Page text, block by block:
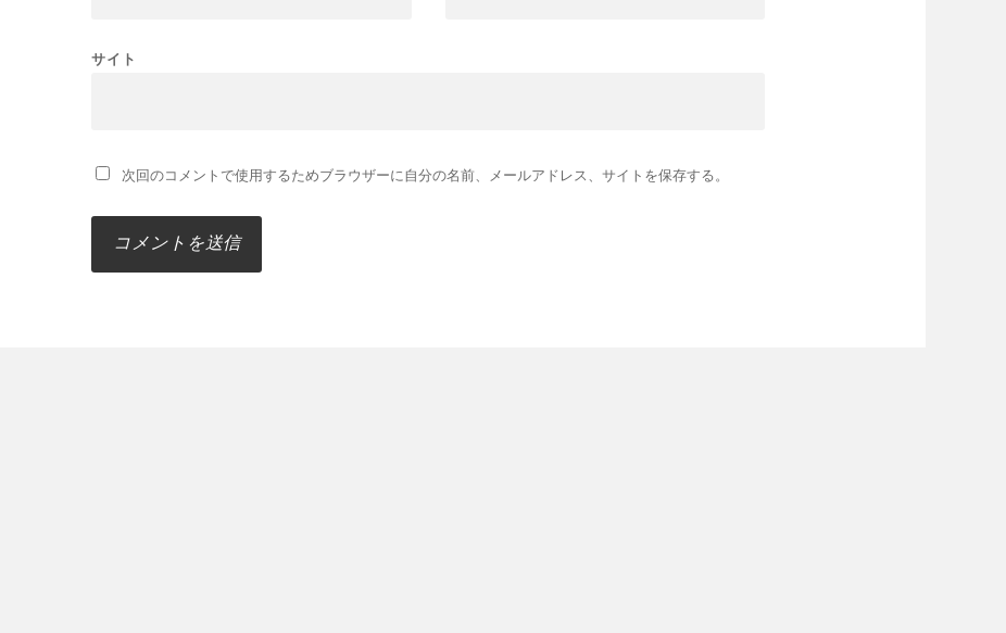
サイト
次回のコメントで使用するためブラウザーに自分の名前、メールアドレス、サイトを保存する。